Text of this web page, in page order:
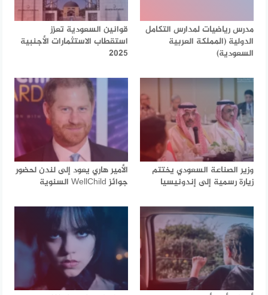
مدرس رياضيات لمدارس التكامل
الدولية (المملكة العربية
السعودية)
قوانين السعودية تعزز
استقطاب الاستثمارات الأجنبية
2025
وزير الصناعة السعودي يختتم
زيارة رسمية إلى إندونيسيا
الأمير هاري يعود إلى لندن لحضور
جوائز WellChild السنوية